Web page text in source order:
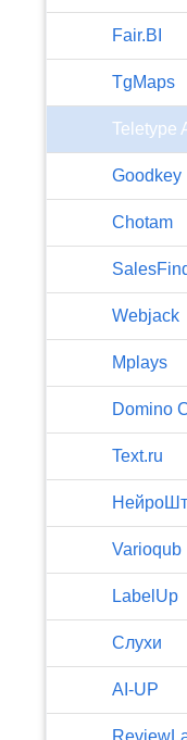
Fair.BI
TgMaps
Teletype
Goodkey
Chotam
Webjack
Mplays
Domino
Text.ru
Varioqub
LabelUp
Слухи
AI-UP